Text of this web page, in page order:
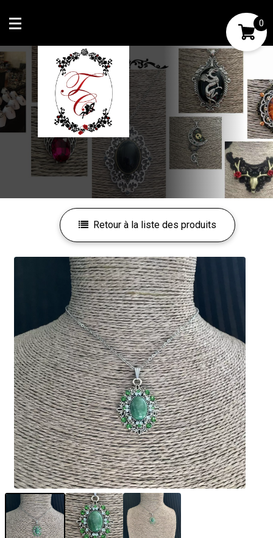
Mon compte
Mes favoris
0
Retour à la liste des produits